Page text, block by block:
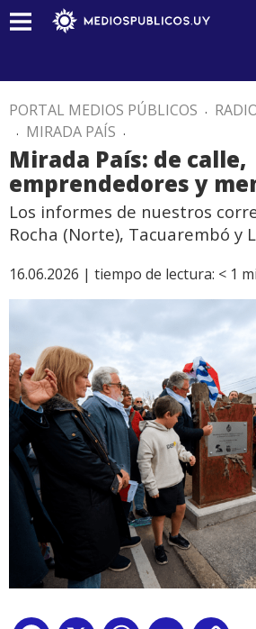
PORTAL MEDIOS PÚBLICOS .
. MIRADA PAÍS .
Mirada País: de calle,
emprendedores y
Los informes de nuestros
Rocha (Norte), Tacuarembó y
16.06.2026 | tiempo de lectura: < 1